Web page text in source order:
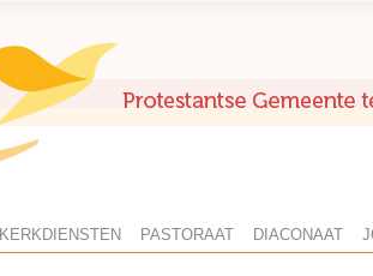
KERKDIENSTEN PASTORAAT DIACONAAT